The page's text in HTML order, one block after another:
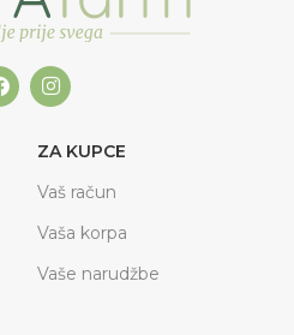
ZA KUPCE
Vaš račun
Vaša korpa
Vaše narudžbe